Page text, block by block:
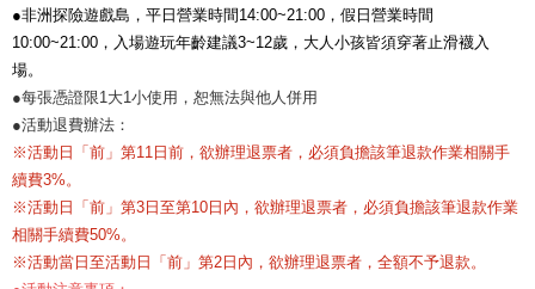
●非洲探險遊戲島，平日營業時間14:00~21:00，假日營業時間
10:00~21:00，入場遊玩年齡建議3~12歲，大人小孩皆須穿著止滑襪入
場。
●每張憑證限1大1小使用，恕無法與他人併用
●活動退費辦法：
※活動日「前」第11日前，欲辦理退票者，必須負擔該筆退款作業相關手
續費3%。
※活動日「前」第3日至第10日內，欲辦理退票者，必須負擔該筆退款作業
相關手續費50%。
※活動當日至活動日「前」第2日內，欲辦理退票者，全額不予退款。